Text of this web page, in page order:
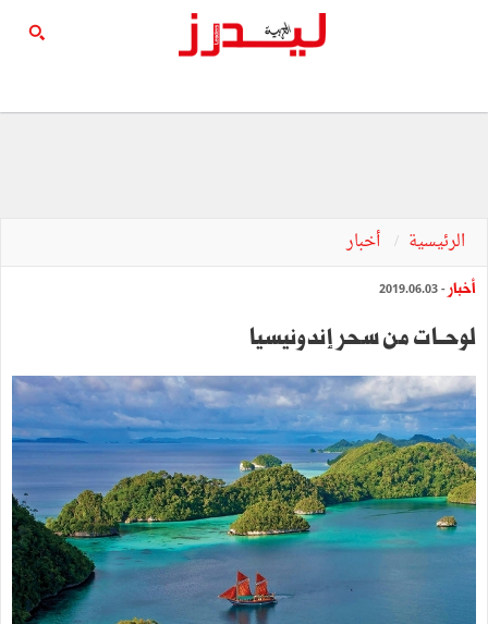
الرئيسية أخبار
أخبار - 2019.06.03
لوحــات من سحر إندونيسيا